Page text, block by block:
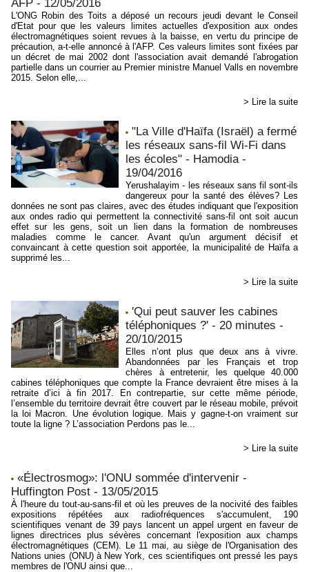
AFP - 12/05/2016
L'ONG Robin des Toits a déposé un recours jeudi devant le Conseil
d'Etat pour que les valeurs limites actuelles d'exposition aux ondes
électromagnétiques soient revues à la baisse, en vertu du principe de
précaution, a-t-elle annoncé à l'AFP. Ces valeurs limites sont fixées par
un décret de mai 2002 dont l'association avait demandé l'abrogation
partielle dans un courrier au Premier ministre Manuel Valls en novembre
2015. Selon elle,...
> Lire la suite
"La Ville d'Haïfa (Israël) a fermé
les réseaux sans-fil Wi-Fi dans
les écoles" - Hamodia -
19/04/2016
Yerushalayim - les réseaux sans fil sont-ils
dangereux pour la santé des élèves? Les
données ne sont pas claires, avec des études indiquant que l'exposition
aux ondes radio qui permettent la connectivité sans-fil ont soit aucun
effet sur les gens, soit un lien dans la formation de nombreuses
maladies comme le cancer. Avant qu'un argument décisif et
convaincant à cette question soit apportée, la municipalité de Haïfa a
supprimé les...
> Lire la suite
'Qui peut sauver les cabines
téléphoniques ?' - 20 minutes -
20/10/2015
Elles n’ont plus que deux ans à vivre.
Abandonnées par les Français et trop
chères à entretenir, les quelque 40.000
cabines téléphoniques que compte la France devraient être mises à la
retraite d’ici à fin 2017. En contrepartie, sur cette même période,
l’ensemble du territoire devrait être couvert par le réseau mobile, prévoit
la loi Macron. Une évolution logique. Mais y gagne-t-on vraiment sur
toute la ligne ? L’association Perdons pas le...
> Lire la suite
«Électrosmog»: l'ONU sommée d'intervenir -
Huffington Post - 13/05/2015
À l'heure du tout-au-sans-fil et où les preuves de la nocivité des faibles
expositions répétées aux radiofréquences s'accumulent, 190
scientifiques venant de 39 pays lancent un appel urgent en faveur de
lignes directrices plus sévères concernant l'exposition aux champs
électromagnétiques (CEM). Le 11 mai, au siège de l'Organisation des
Nations unies (ONU) à New York, ces scientifiques ont pressé les pays
membres de l'ONU ainsi que...